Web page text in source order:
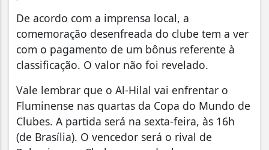
De acordo com a imprensa local, a
comemoração desenfreada do clube tem a ver
com o pagamento de um bônus referente à
classificação. O valor não foi revelado.
Vale lembrar que o Al-Hilal vai enfrentar o
Fluminense nas quartas da Copa do Mundo de
Clubes. A partida será na sexta-feira, às 16h
(de Brasília). O vencedor será o rival de